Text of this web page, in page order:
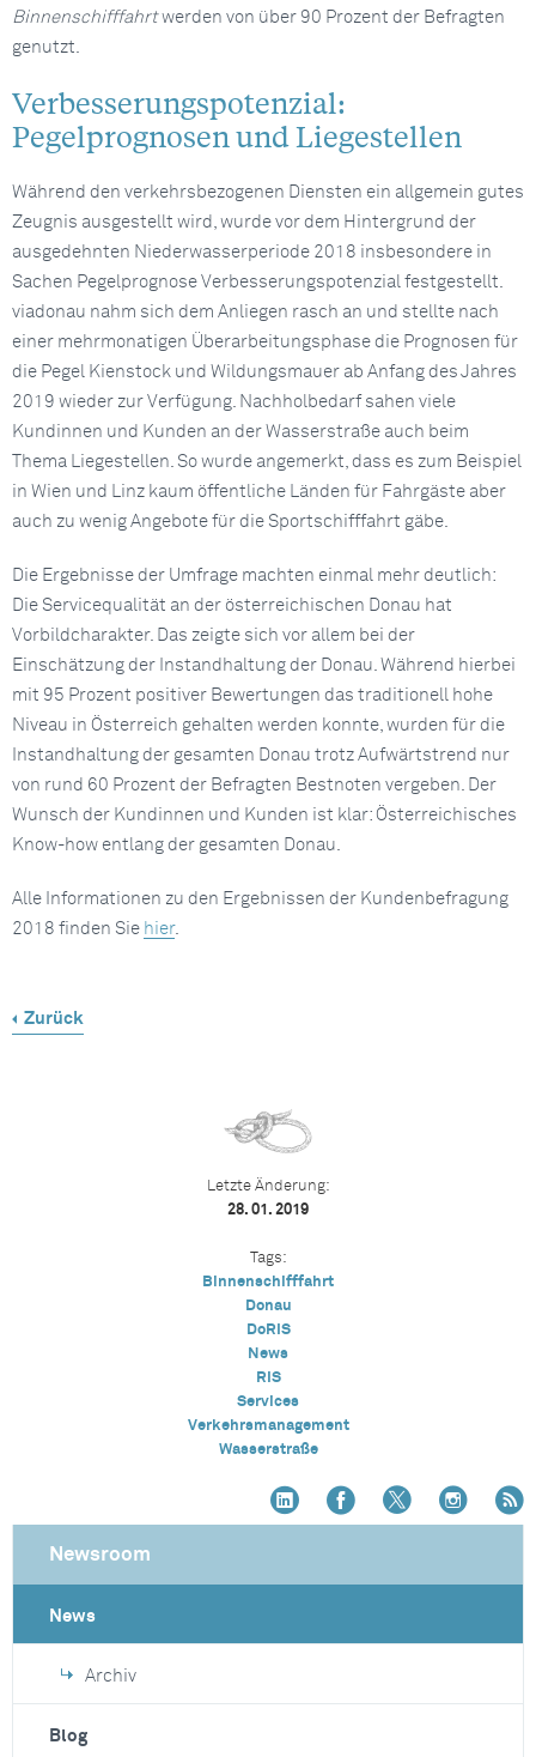
Binnenschifffahrtwerden von über 90 Prozent der Befragten
genutzt.
Verbesserungspotenzial:
Pegelprognosen und Liegestellen
Während den verkehrsbezogenen Diensten ein allgemein gutes
Zeugnis ausgestellt wird, wurde vor dem Hintergrund der
ausgedehnten Niederwasserperiode 2018 insbesondere in
Sachen Pegelprognose Verbesserungspotenzial festgestellt.
viadonau nahm sich dem Anliegen rasch an und stellte nach
einer mehrmonatigen Überarbeitungsphase die Prognosen für
die Pegel Kienstock und Wildungsmauer ab Anfang des Jahres
2019 wieder zur Verfügung. Nachholbedarf sahen viele
Kundinnen und Kunden an der Wasserstraße auch beim
Thema Liegestellen. So wurde angemerkt, dass es zum Beispiel
in Wien und Linz kaum öffentliche Länden für Fahrgäste aber
auch zu wenig Angebote für die Sportschifffahrt gäbe.
Die Ergebnisse der Umfrage machten einmal mehr deutlich:
Die Servicequalität an der österreichischen Donau hat
Vorbildcharakter. Das zeigte sich vor allem bei der
Einschätzung der Instandhaltung der Donau. Während hierbei
mit 95 Prozent positiver Bewertungen das traditionell hohe
Niveau in Österreich gehalten werden konnte, wurden für die
Instandhaltung der gesamten Donau trotz Aufwärtstrend nur
von rund 60 Prozent der Befragten Bestnoten vergeben. Der
Wunsch der Kundinnen und Kunden ist klar: Österreichisches
Know-how entlang der gesamten Donau.
Alle Informationen zu den Ergebnissen der Kundenbefragung
2018 finden Sie hier.
Zurück
Letzte Änderung:
28. 01. 2019
Tags:
Binnenschifffahrt
Donau
DoRIS
News
RIS
Services
Verkehrsmanagement
Wasserstraße
Newsroom
News
Archiv
Blog